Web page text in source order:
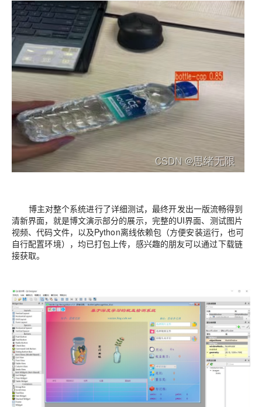
博主对整个系统进行了详细测试，最终开发出一版流畅得到
清新界面，就是博文演示部分的展示，完整的UI界面、测试图片
视频、代码文件，以及Python离线依赖包（方便安装运行，也可
自行配置环境），均已打包上传，感兴趣的朋友可以通过下载链
接获取。